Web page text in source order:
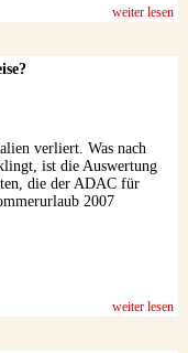
weiter lesen
verliert. Was nach
ist die Auswertung
die der ADAC für
2007
weiter lesen